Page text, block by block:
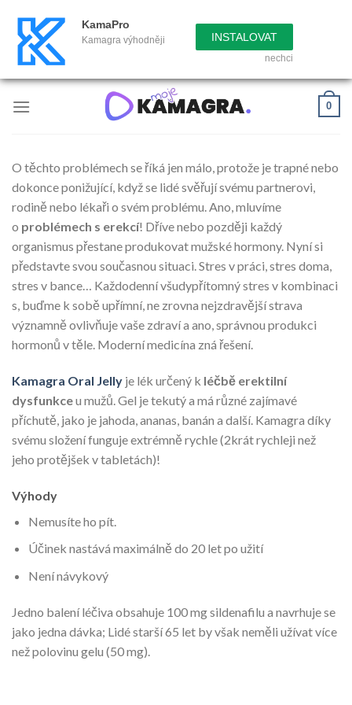
KamaPro
Kamagra výhodněji
nechci
INSTALOVAT
Přeskočit
0
O těchto problémech se říká jen málo, protože je trapné nebo
dokonce ponižující, když se lidé svěřují svému partnerovi,
rodině nebo lékaři o svém problému. Ano, mluvíme
o problémech s erekcí! Dříve nebo později každý
organismus přestane produkovat mužské hormony. Nyní si
představte svou současnou situaci. Stres v práci, stres doma,
stres v bance… Každodenní všudypřítomný stres v kombinaci
s, buďme k sobě upřímní, ne zrovna nejzdravější strava
významně ovlivňuje vaše zdraví a ano, správnou produkci
hormonů v těle. Moderní medicína zná řešení.
Kamagra Oral Jelly je lék určený k léčbě erektilní
dysfunkceu mužů. Gel je tekutý a má různé zajímavé
příchutě, jako je jahoda, ananas, banán a další. Kamagra díky
svému složení funguje extrémně rychle (2krát rychleji než
jeho protějšek v tabletách)!
Výhody
Nemusíte ho pít.
Účinek nastává maximálně do 20 let po užití
Není návykový
Jedno balení léčiva obsahuje 100 mg sildenafilu a navrhuje se
jako jedna dávka; Lidé starší 65 let by však neměli užívat více
než polovinu gelu (50 mg).